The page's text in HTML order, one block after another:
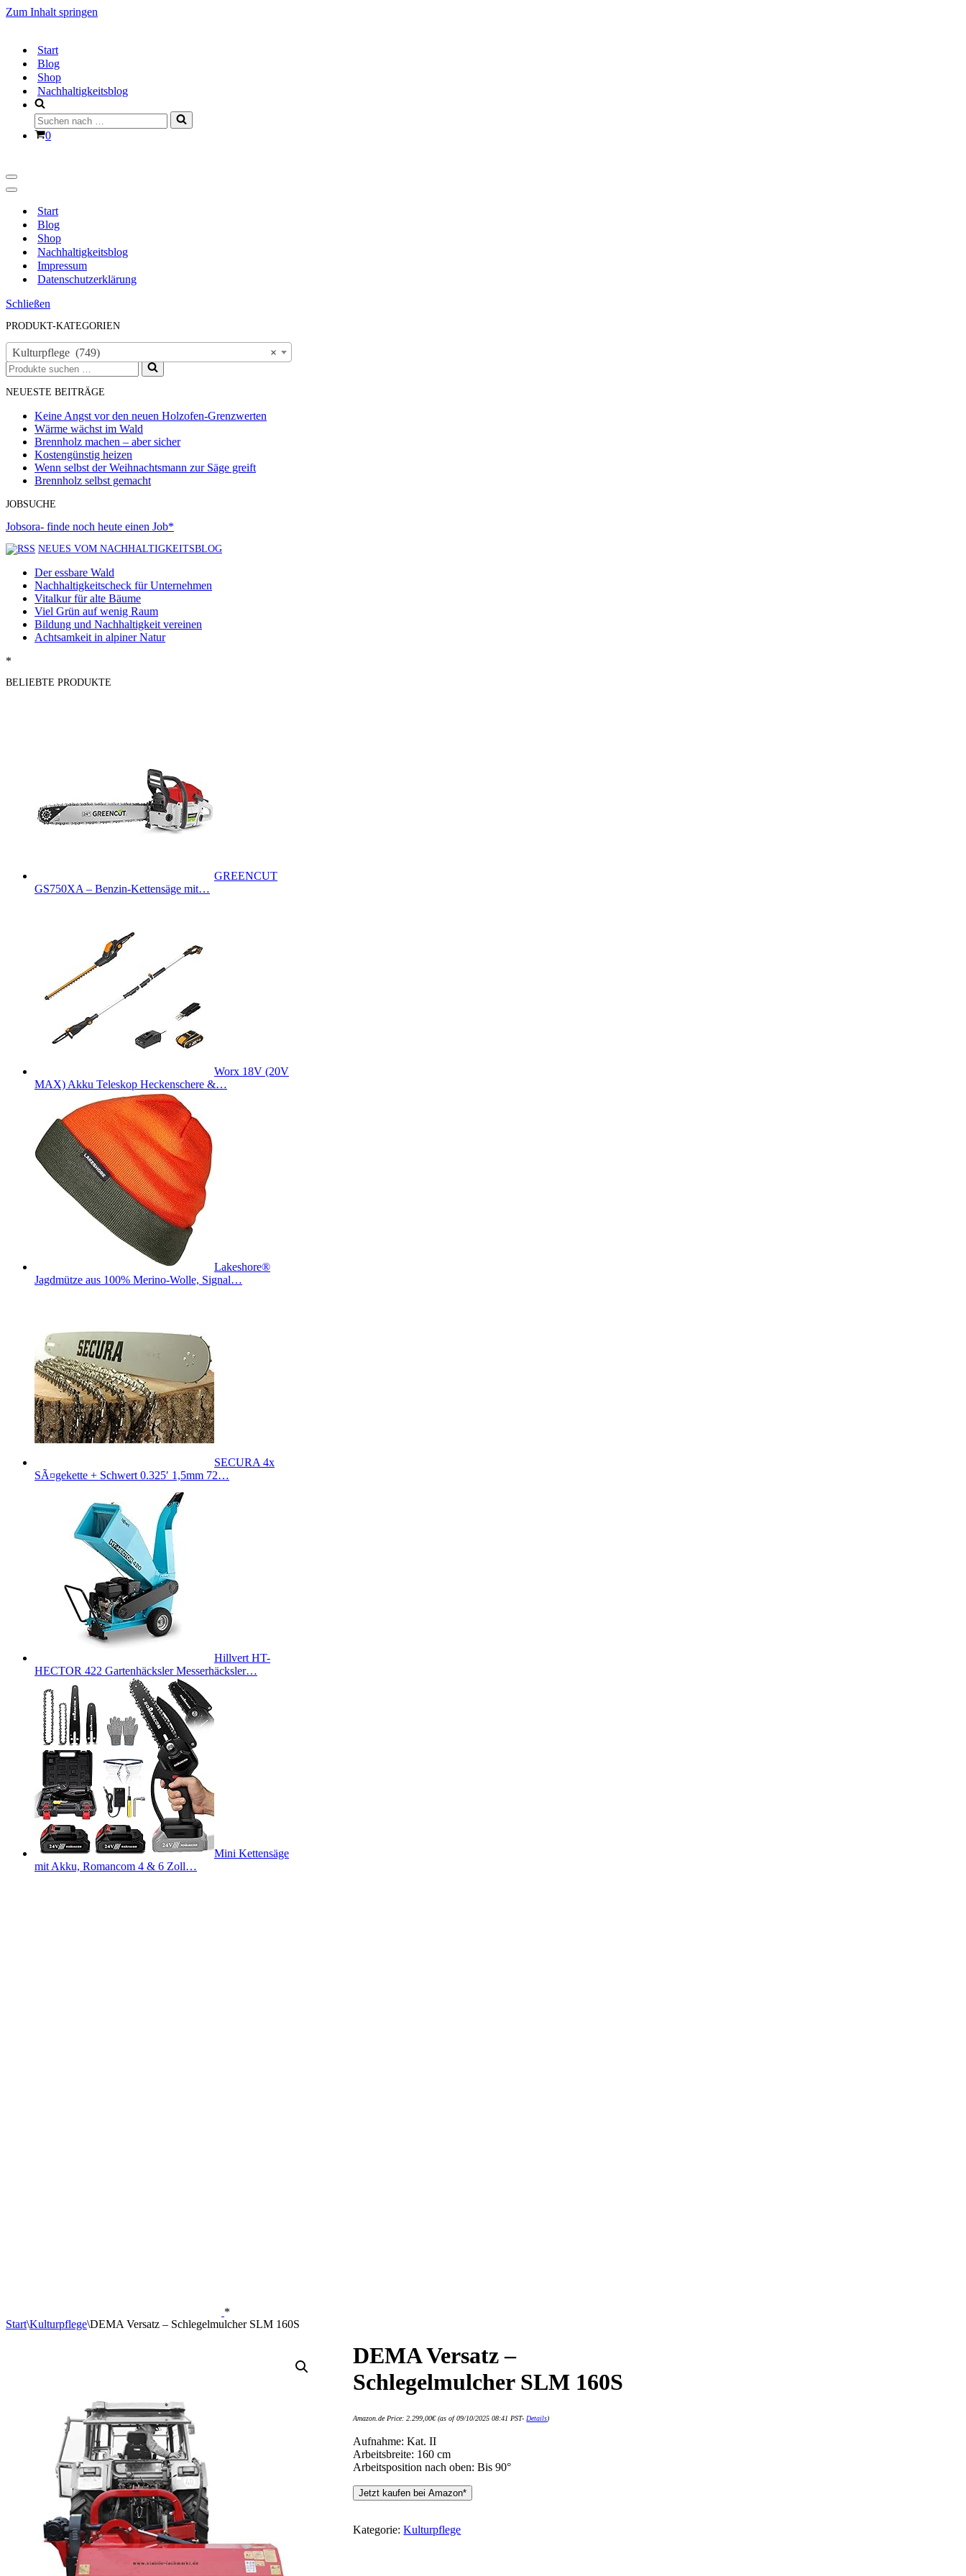
Zum Inhalt springen
Start
Blog
Shop
Nachhaltigkeitsblog
Suchen
nach …
Warenkorb
0
Navigationsmenü
Navigationsmenü
Start
Blog
Shop
Nachhaltigkeitsblog
Impressum
Datenschutzerklärung
Schließen
PRODUKT-KATEGORIEN
×
Kulturpflege (749)
Suchen
nach …
NEUESTE BEITRÄGE
Keine Angst vor den neuen Holzofen-Grenzwerten
Wärme wächst im Wald
Brennholz machen – aber sicher
Kostengünstig heizen
Wenn selbst der Weihnachtsmann zur Säge greift
Brennholz selbst gemacht
JOBSUCHE
Jobsora- finde noch heute einen Job*
NEUES VOM NACHHALTIGKEITSBLOG
Der essbare Wald
Nachhaltigkeitscheck für Unternehmen
Vitalkur für alte Bäume
Viel Grün auf wenig Raum
Bildung und Nachhaltigkeit vereinen
Achtsamkeit in alpiner Natur
*
BELIEBTE PRODUKTE
GREENCUT
GS750XA – Benzin-Kettensäge mit…
Worx 18V (20V
MAX) Akku Teleskop Heckenschere &…
Lakeshore®
Jagdmütze aus 100% Merino-Wolle, Signal…
SECURA 4x
SÃ¤gekette + Schwert 0.325′ 1,5mm 72…
Hillvert HT-
HECTOR 422 Gartenhäcksler Messerhäcksler…
Mini Kettensäge
mit Akku, Romancom 4 & 6 Zoll…
*
Start\Kulturpflege\DEMA Versatz – Schlegelmulcher SLM 160S
DEMA Versatz –
Schlegelmulcher SLM 160S
Amazon.de Price:2.299,00€(as of 09/10/2025 08:41 PST-Details)
Aufnahme: Kat. II
Arbeitsbreite: 160 cm
Arbeitsposition nach oben: Bis 90°
Jetzt kaufen bei Amazon*
Kategorie:Kulturpflege